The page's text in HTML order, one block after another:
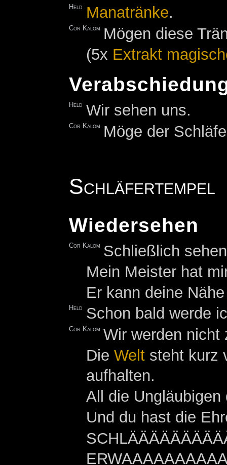
Held Manatränke.
Cor Kalom
Mögen diese
(5x Extrakt
Held Wir sehen uns.
Cor Kalom Möge der
Schläfertempel
Wiedersehen
Cor Kalom Schließlich
Mein Meister hat
Er kann deine
Held Schon bald werde
Cor Kalom Wir werden nicht
DieWelt steht kurz
aufhalten.
All die
Und du hast die